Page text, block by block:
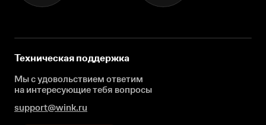
Техническая поддержка
Мы с удовольствием ответим
на интересующиетебя вопросы
support@wink.ru